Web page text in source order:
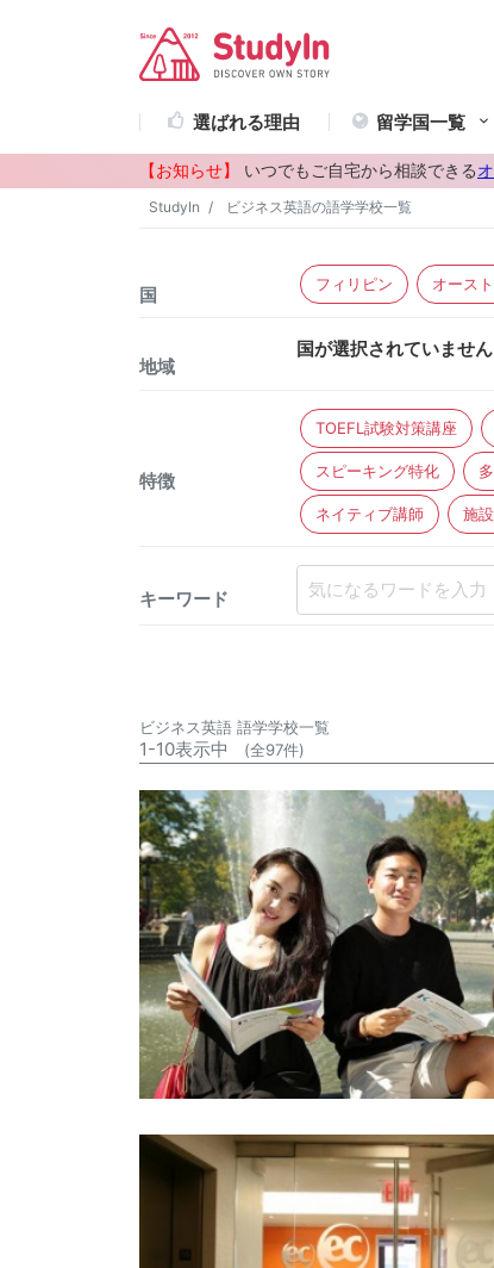
選ばれる理由 留学国一覧
【お知らせ】 いつでもご自宅から相談できる
StudyIn ビジネス英語の語学学校一覧
国 フィリピン オース
地域
国が選択されていません
特徴
TOEFL試験対策講座
スピーキング特化
ネイティブ講師 施
キーワード
ビジネス英語 語学学校一覧
1-10表示中 (全97件)